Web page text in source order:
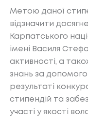
Метою даної
відзначити
Карпатського
імені Василя
активності, а
знань за
результаті
стипендій та
участі у якості